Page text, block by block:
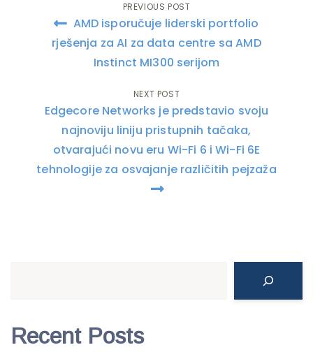
Post
navigation
PREVIOUS POST
AMD isporučuje liderski portfolio
rješenja za AI za data centre sa AMD
Instinct MI300 serijom
NEXT POST
Edgecore Networks je predstavio svoju
najnoviju liniju pristupnih tačaka,
otvarajući novu eru Wi-Fi 6 i Wi-Fi 6E
tehnologije za osvajanje različitih pejzaža
Recent Posts